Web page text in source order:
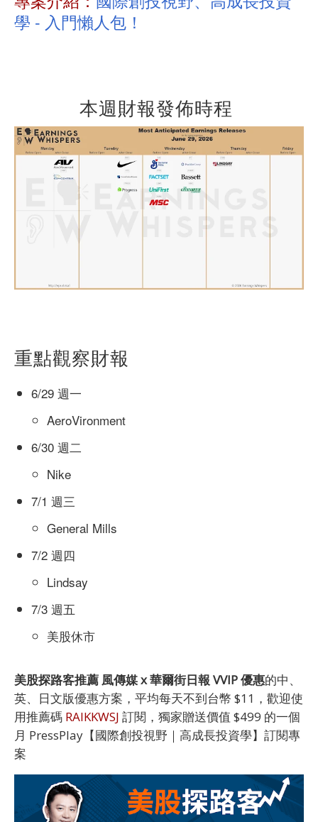
學 - 入門懶人包！
本週財報發佈時程
重點觀察財報
6/29 週一
AeroVironment
6/30 週二
Nike
7/1 週三
General Mills
7/2 週四
Lindsay
7/3 週五
美股休市
美股探路客推薦 風傳媒 x 華爾街日報 VVIP 優惠的中、
英、日文版優惠方案，平均每天不到台幣 $11，歡迎使
用推薦碼 RAIKKWSJ 訂閱，獨家贈送價值 $499 的一個
月 PressPlay【國際創投視野｜高成長投資學】訂閱專
案